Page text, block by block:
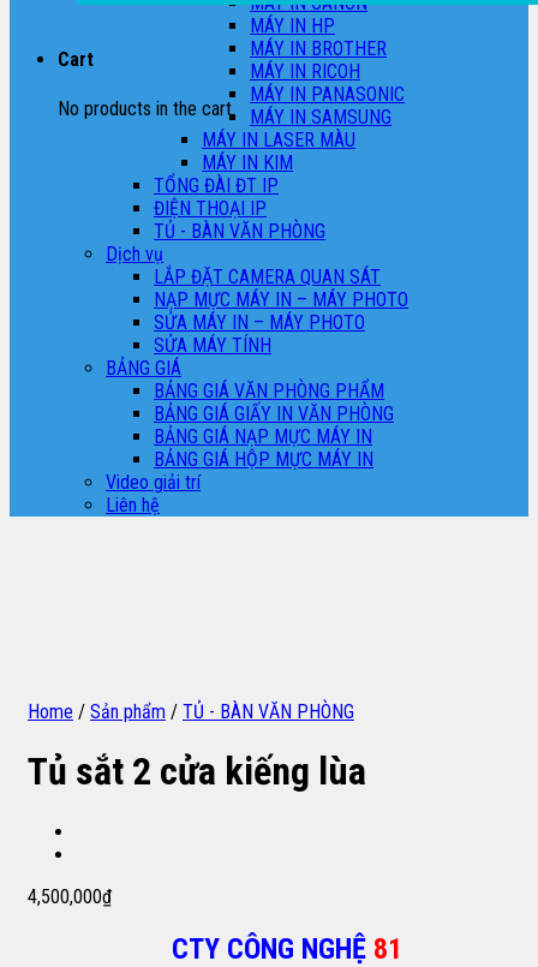
Cart
No products in the cart.
MÁY IN HP
MÁY IN BROTHER
MÁY IN RICOH
MÁY IN PANASONIC
MÁY IN SAMSUNG
MÁY IN LASER MÀU
MÁY IN KIM
TỔNG ĐÀI ĐT IP
ĐIỆN THOẠI IP
TỦ - BÀN VĂN PHÒNG
Dịch vụ
LẮP ĐẶT CAMERA QUAN SÁT
NẠP MỰC MÁY IN – MÁY PHOTO
SỬA MÁY IN – MÁY PHOTO
SỬA MÁY TÍNH
BẢNG GIÁ
BẢNG GIÁ VĂN PHÒNG PHẨM
BẢNG GIÁ GIẤY IN VĂN PHÒNG
BẢNG GIÁ NẠP MỰC MÁY IN
BẢNG GIÁ HỘP MỰC MÁY IN
Video giải trí
Liên hệ
Home / Sản phẩm / TỦ - BÀN VĂN PHÒNG
Tủ sắt 2 cửa kiếng lùa
4,500,000₫
CTY CÔNG NGHỆ 81